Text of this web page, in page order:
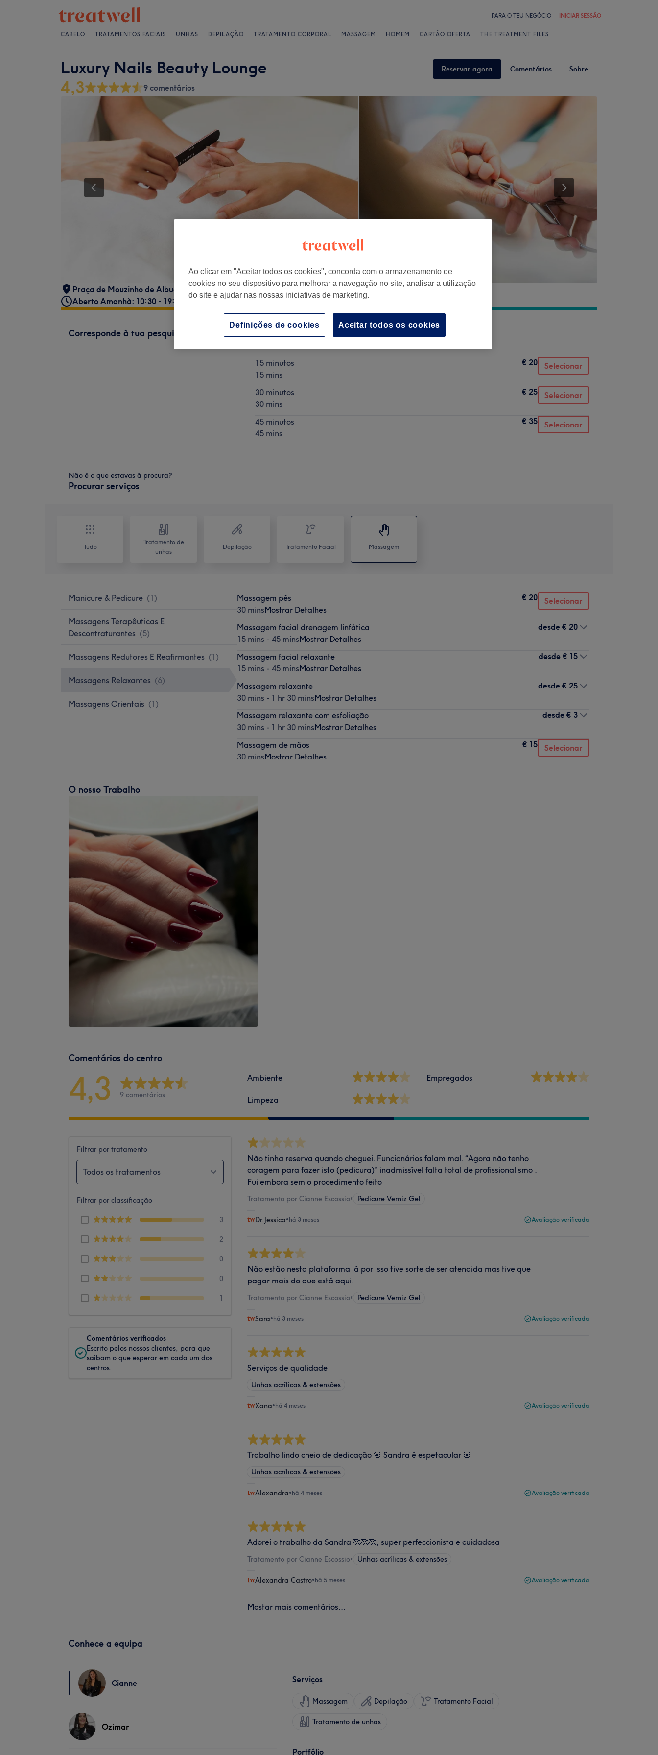
PARA O TEU NEGÓCIO INICIAR SESSÃO
CABELO TRATAMENTOS FACIAIS UNHAS DEPILAÇÃO TRATAMENTO CORPORAL MASSAGEM HOMEM CARTÃO OFERTA THE TREATMENT FILES
Luxury Nails Beauty Lounge Reservar agora Comentários Sobre
4,3 9 comentários
Praça de Mouzinho de Albuquerque nº113, Shopping Brasília loja 51D3 piso 0, Porto, Portugal
Aberto Amanhã: 10:30 - 19:00
Corresponde à tua pesquisa
15 minutos
15 mins
€ 20 Selecionar
30 minutos
30 mins
€ 25 Selecionar
45 minutos
45 mins
€ 35 Selecionar
Não é o que estavas à procura?
Procurar serviços
Tudo
Tratamento de
unhas
Depilação Tratamento Facial Massagem
Manicure & Pedicure (1)
Massagens Terapêuticas E
Descontraturantes (5)
Massagens Redutores E Reafirmantes (1)
Massagens Relaxantes (6)
Massagens Orientais (1)
Massagem pés
30 minsMostrar Detalhes
€ 20 Selecionar
Massagem facial drenagem linfática
15 mins - 45 minsMostrar Detalhes
desde € 20
Massagem facial relaxante
15 mins - 45 minsMostrar Detalhes
desde € 15
Massagem relaxante
30 mins - 1 hr 30 minsMostrar Detalhes
desde € 25
Massagem relaxante com esfoliação
30 mins - 1 hr 30 minsMostrar Detalhes
desde € 3
Massagem de mãos
30 minsMostrar Detalhes
€ 15 Selecionar
O nosso Trabalho
Comentários do centro
4,3 9 comentários
Ambiente
Limpeza
Empregados
Filtrar por tratamento
Todos os tratamentos
Filtrar por classificação
3
2
0
0
1
Comentários verificados
Escrito pelos nossos clientes, para que
saibam o que esperar em cada um dos
centros.
Não tinha reserva quando cheguei. Funcionários falam mal. “Agora não tenho
coragem para fazer isto (pedicura)” inadmissível falta total de profissionalismo .
Fui embora sem o procedimento feito
Tratamento por Cianne Escossio• Pedicure Verniz Gel
Dr.Jessica•há 3 meses Avaliação verificada
Não estão nesta plataforma já por isso tive sorte de ser atendida mas tive que
pagar mais do que está aqui.
Tratamento por Cianne Escossio• Pedicure Verniz Gel
Sara•há 3 meses Avaliação verificada
Serviços de qualidade
Unhas acrílicas & extensões
Xana•há 4 meses Avaliação verificada
Trabalho lindo cheio de dedicação 🌸 Sandra é espetacular 🌸
Unhas acrílicas & extensões
Alexandra•há 4 meses Avaliação verificada
Adorei o trabalho da Sandra 🥰🥰🥰, super perfeccionista e cuidadosa
Tratamento por Cianne Escossio• Unhas acrílicas & extensões
Alexandra Castro•há 5 meses Avaliação verificada
Mostar mais comentários...
Conhece a equipa
Cianne
Ozimar
Serviços
Massagem Depilação Tratamento Facial
Tratamento de unhas
Portfólio
Ao clicar em "Aceitar todos os cookies", concorda com o armazenamento de
cookies no seu dispositivo para melhorar a navegação no site, analisar a utilização
do site e ajudar nas nossas iniciativas de marketing.
Aceitar todos os cookies
Definições de cookies